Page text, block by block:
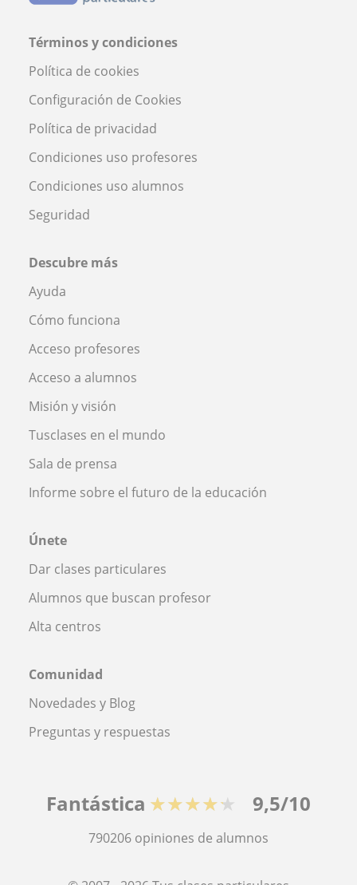
Términos y condiciones
Política de cookies
Configuración de Cookies
Política de privacidad
Condiciones uso profesores
Condiciones uso alumnos
Seguridad
Descubre más
Ayuda
Cómo funciona
Acceso profesores
Acceso a alumnos
Misión y visión
Tusclases en el mundo
Sala de prensa
Informe sobre el futuro de la educación
Únete
Dar clases particulares
Alumnos que buscan profesor
Alta centros
Comunidad
Novedades y Blog
Preguntas y respuestas
Fantástica ★★★★★ 9,5/10
790206 opiniones de alumnos